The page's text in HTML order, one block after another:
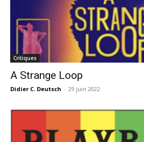
Critiques
A Strange Loop
Didier C. Deutsch - 29 juin 2022